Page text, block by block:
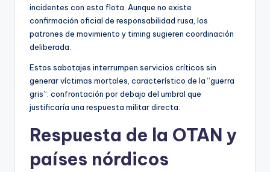
incidentes con esta flota. Aunque no existe
confirmación oficial de responsabilidad rusa, los
patrones de movimiento y timing sugieren coordinación
deliberada.
Estos sabotajes interrumpen servicios críticos sin
generar víctimas mortales, característico de la “guerra
gris”: confrontación por debajo del umbral que
justificaría una respuesta militar directa.
Respuesta de la OTAN y
países nórdicos